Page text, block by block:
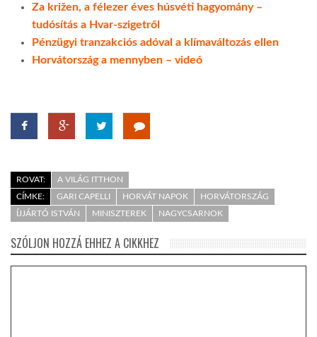
Za križen, a félezer éves húsvéti hagyomány –
tudósítás a Hvar-szigetről
Pénzügyi tranzakciós adóval a klímaváltozás ellen
Horvátország a mennyben – videó
ROVAT:
A VILÁG ITTHON
CÍMKE:
GARI CAPELLI HORVÁT NAPOK
HORVÁTORSZÁG
ÍJJÁRTÓ ISTVÁN
MINISZTEREK NAGYCSARNOK
SZÓLJON HOZZÁ EHHEZ A CIKKHEZ